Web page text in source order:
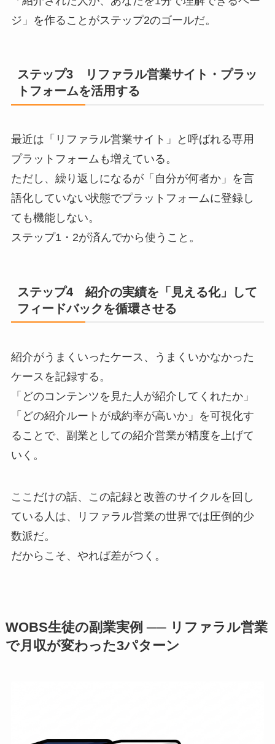
ジ」を作ることがステップ2のゴールだ。
ステップ3 リファラル営業サイト・プラッ
トフォームを活用する
最近は「リファラル営業サイト」と呼ばれる専用
プラットフォームも増えている。
ただし、繰り返しになるが「自分が何者か」を言
語化していない状態でプラットフォームに登録し
ても機能しない。
ステップ1・2が済んでから使うこと。
ステップ4 紹介の実績を「見える化」して
フィードバックを循環させる
紹介がうまくいったケース、うまくいかなかった
ケースを記録する。
「どのコンテンツを見た人が紹介してくれたか」
「どの紹介ルートが成約率が高いか」を可視化す
ることで、副業としての紹介営業が精度を上げて
いく。
ここだけの話、この記録と改善のサイクルを回し
ている人は、リファラル営業の世界では圧倒的少
数派だ。
だからこそ、やれば差がつく。
WOBS生徒の副業実例 ── リファラル営業
で月収が変わった3パターン